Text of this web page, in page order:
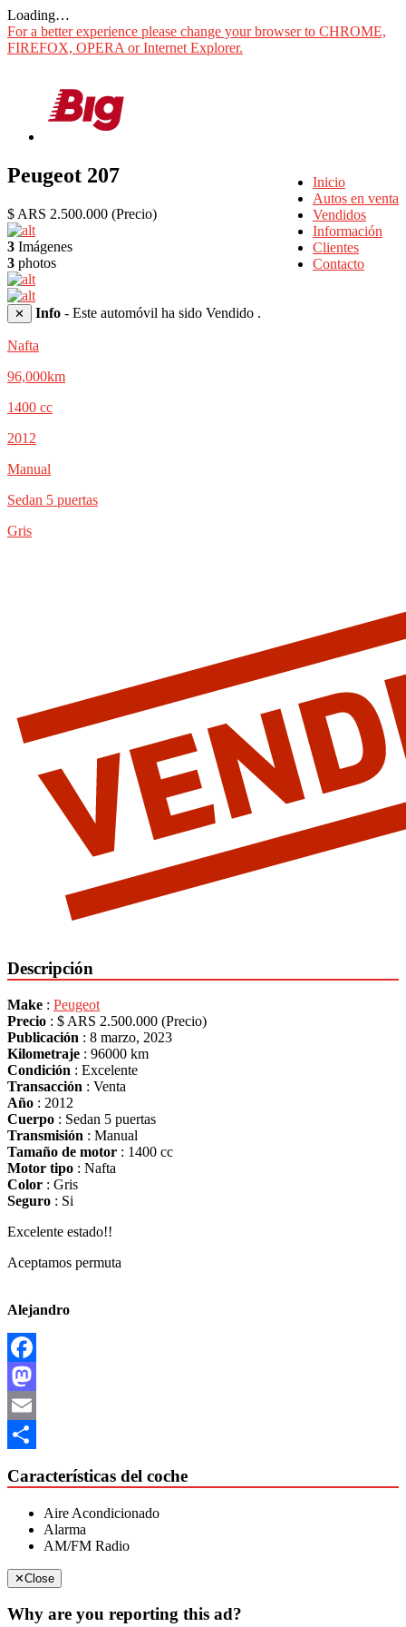
Loading…
For a better experience please change your browser to CHROME,
FIREFOX, OPERA or Internet Explorer.
Inicio
Autos en venta
Vendidos
Información
Clientes
Contacto
Peugeot 207
$ ARS 2.500.000 (Precio)
3 Imágenes
3 photos
✕ Info - Este automóvil ha sido Vendido .
Nafta
96,000km
1400 cc
2012
Manual
Sedan 5 puertas
Gris
Descripción
Make : Peugeot
Precio : $ ARS 2.500.000 (Precio)
Publicación : 8 marzo, 2023
Kilometraje : 96000 km
Condición : Excelente
Transacción : Venta
Año : 2012
Cuerpo : Sedan 5 puertas
Transmisión : Manual
Tamaño de motor : 1400 cc
Motor tipo : Nafta
Color : Gris
Seguro : Si
Excelente estado!!
Aceptamos permuta
Alejandro
Facebook
Mastodon
Email
Características del coche
Aire Acondicionado
Alarma
AM/FM Radio
✕Close
Why are you reporting this ad?